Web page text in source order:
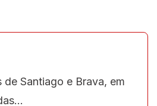
de Santiago e Brava, em